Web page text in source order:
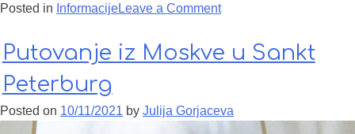
Posted in InformacijeLeave a Commenton Taksi u Moskvi
Putovanje iz Moskve u Sankt
Peterburg
Posted on 10/11/2021 by Julija Gorjaceva